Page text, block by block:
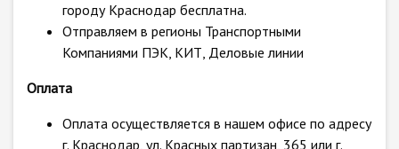
городу Краснодар бесплатна.
Отправляем в регионы Транспортными
Компаниями ПЭК, КИТ, Деловые линии
Оплата
Оплата осуществляется в нашем офисе по адресу
г. Краснодар, ул. Красных партизан, 365 или г.